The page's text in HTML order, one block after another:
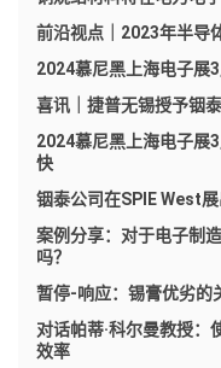
前沿视点｜2023年半导
2024慕尼黑上海电子展
喜讯｜捷普无锡授予铟
2024慕尼黑上海电子展
快
铟泰公司在SPIE West
案例分享：对于电子制
吗？
暂停-响应：锡膏优劣的
对话帕蒂·科尔曼教授：
效率